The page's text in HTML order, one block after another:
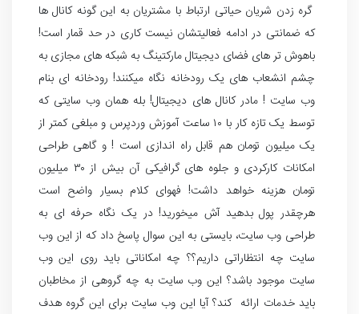
گره زدن شریان حیاتی ارتباط با مشتریان به این گونه کانال ها
که ضمانتی در ادامه فعالیتشان نیست کاری در حد قمار است!
باهوش تر های فضای دیجیتال مارکتینگ به شبکه های مجازی به
چشم انشعاب های یک رودخانه نگاه میکنند! رودخانه ای بنام
وب سایت ! مادر کانال های دیجیتال! بله همان وب سایتی که
توسط یک تازه کار با ۱۰ ساعت آموزش وردپرس و مبلغی کمتر از
یک میلیون تومان هم قابل راه اندازی است ! و گاهی طراحی
امکانات کارکردی و جلوه های گرافیکی آن بیش از ۳۰ میلیون
تومان هزینه خواهد داشت! فهوای کلام بسیار واضح است
هرچقدر پول بدهید آش میخورید! در یک نگاه حرفه ای به
طراحی وب سایت، بایستی به این سوال پاسخ داد که از این وب
سایت چه انتظاراتی داریم؟؟ چه امکاناتی باید روی این وب
سایت موجود باشد؟ این وب سایت به چه گروهی از مخاطبان
باید خدمات ارائه کند؟ آیا این وب سایت برای این گروه هدف